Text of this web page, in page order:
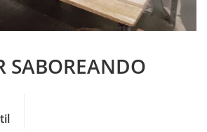
SABOREANDO